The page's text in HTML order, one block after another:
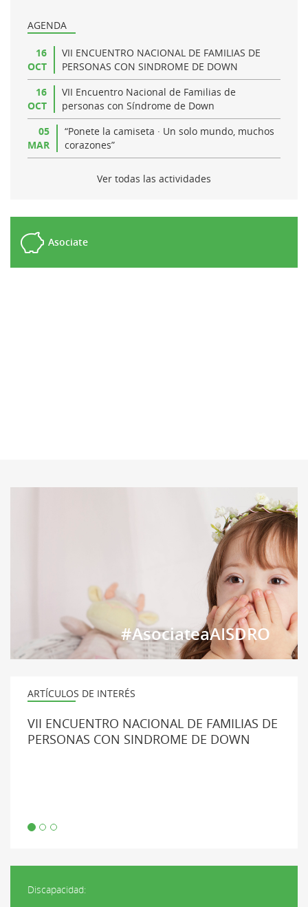
AGENDA
16
OCT
VII ENCUENTRO NACIONAL DE FAMILIAS DE
PERSONAS CON SINDROME DE DOWN
16
OCT
VII Encuentro Nacional de Familias de
personas con Síndrome de Down
05
MAR
“Ponete la camiseta · Un solo mundo, muchos
corazones”
Ver todas las actividades
Asociate
#AsociateaAISDRO
ARTÍCULOS DE INTERÉS
VII ENCUENTRO NACIONAL DE FAMILIAS DE
PERSONAS CON SINDROME DE DOWN
Discapacidad: